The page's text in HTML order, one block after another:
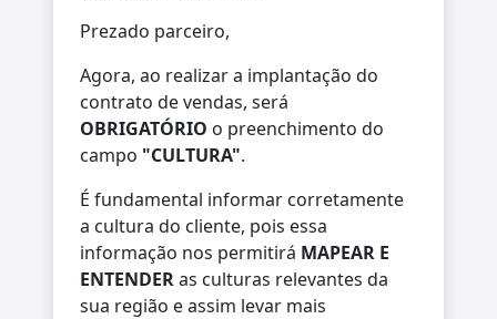
Prezado parceiro,
Agora, ao realizar a implantação do
contrato de vendas, será
OBRIGATÓRIO o preenchimento do
campo "CULTURA".
É fundamental informar corretamente
a cultura do cliente, pois essa
informação nos permitirá MAPEAR E
ENTENDERas culturas relevantes da
sua região e assim levar mais